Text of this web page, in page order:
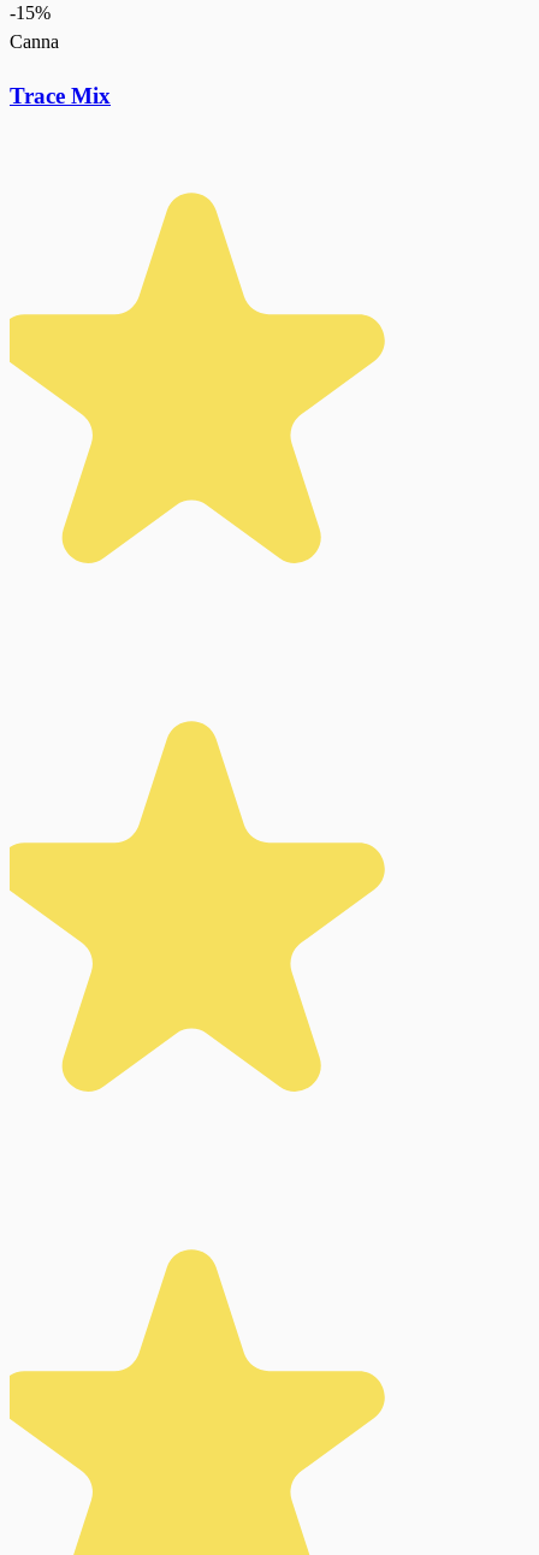
-15%
Canna
Trace Mix